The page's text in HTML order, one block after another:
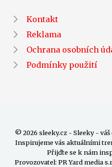
Kontakt
Reklama
Ochrana osobních
Podmínky použití
© 2026 sleeky.cz - Sleeky -
Inspirujeme vás aktuálními
Přijďte se k nám
Provozovatel: PR Yard media